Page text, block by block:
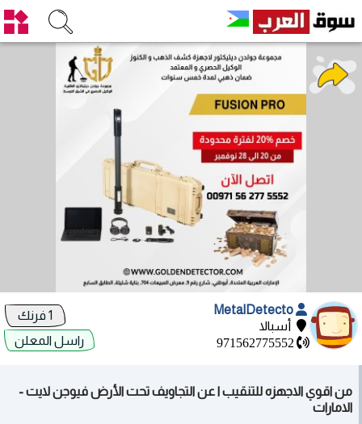
أسبالا
971562775552
راسل المعلن
من اقوي الاجهزه للتنقيب ا عن التجاويف تحت الأرض فيوجن لايت -
الامارات